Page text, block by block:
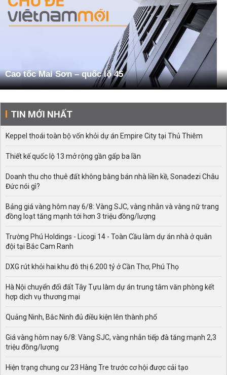
Cao tốc Mai Sơn – quốc lộ 45
TIN MỚI NHẤT
Keppel thoái toàn bộ vốn khỏi dự án Empire City tại Thủ Thiêm
Thiết kế quốc lộ 13 mở rộng gần gấp ba lần
Doanh thu cho thuê đất không bằng bán nhà liền kề, Sonadezi Châu
Đức nói gì?
Bảng giá vàng hôm nay 6/8: Vàng SJC, vàng nhẫn và vàng nữ trang
đồng loạt tăng mạnh tới hơn 3 triệu đồng/lượng
Trường Phú Holdings - Licogi 14 - Toàn Cầu làm dự án nhà ở quân
đội tại Bắc Cam Ranh
DXG rút khỏi hai khu đô thị 6.200 tỷ ở Cần Thơ, Phú Thọ
Hà Nội chuyển đổi đất Tây Tựu làm dự án trung tâm văn phòng kết
hợp dịch vụ thương mại
Quảng Ninh, Bắc Ninh đủ điều kiện lên thành phố
Giá vàng hôm nay 6/8: Vàng SJC, vàng nhẫn tiếp đà tăng mạnh 2,3
triệu đồng/lượng
Hiện trạng chung cư 23 Hàng Tre trước cơ hội được cải tạo